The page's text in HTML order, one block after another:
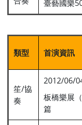
臺藝國樂
類型 首演資訊
笙/協
奏
2012/06/
板橋樂展
篇